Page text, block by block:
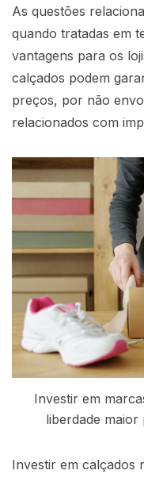
As questões
quando tratadas em
vantagens para os
calçados podem
preços, por não
relacionados com
Investir em
liberdade
Investir em calçados